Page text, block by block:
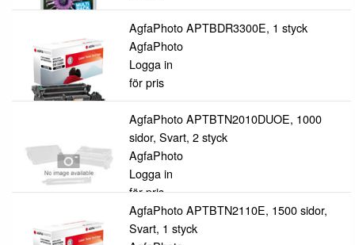
AgfaPhoto APTBDR3300E, 1 styck
AgfaPhoto
Logga in
för pris
AgfaPhoto APTBTN2010DUOE, 1000
sidor, Svart, 2 styck
AgfaPhoto
Logga in
för pris
AgfaPhoto APTBTN2110E, 1500 sidor,
Svart, 1 styck